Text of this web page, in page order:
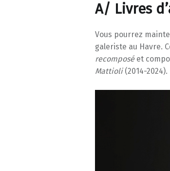
A/ Livres
Vous pourrez
galeriste au Havre.
recomposéet
Mattioli(2014-